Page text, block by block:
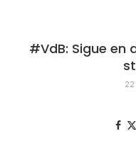
#VdB: Sigue